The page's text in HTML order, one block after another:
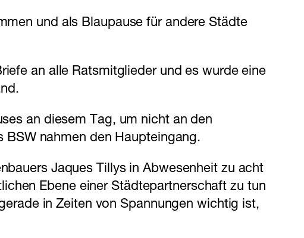
und als Blaupause für andere Städte
an alle Ratsmitglieder und es wurde eine
an diesem Tag, um nicht an den
BSW nahmen den Haupteingang.
Jaques Tillys in Abwesenheit zu acht
Ebene einer Städtepartnerschaft zu tun
in Zeiten von Spannungen wichtig ist,